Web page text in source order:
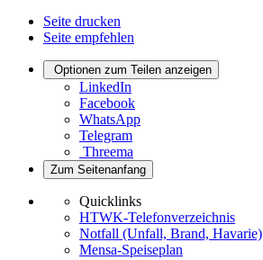
Seite drucken
Seite empfehlen
Optionen zum Teilen anzeigen
LinkedIn
Facebook
WhatsApp
Telegram
Threema
Zum Seitenanfang
Quicklinks
HTWK-Telefonverzeichnis
Notfall (Unfall, Brand, Havarie)
Mensa-Speiseplan